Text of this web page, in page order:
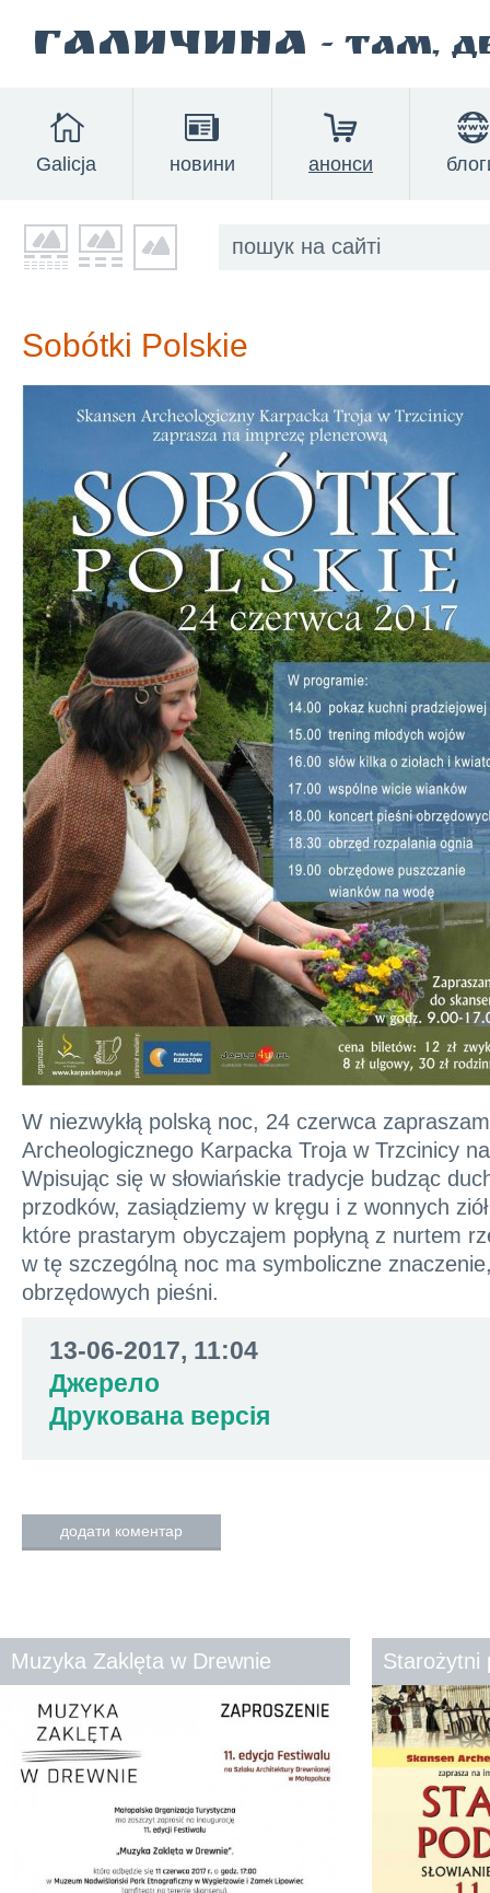
Галичина - там,
Galicja новини анонси
Sobótki Polskie
W niezwykłą polską noc, 24 czerwca
Archeologicznego Karpacka Troja w Trzcinicy
Wpisując się w słowiańskie tradycje budząc
przodków, zasiądziemy w kręgu i z wonnych
które prastarym obyczajem popłyną z nurtem
w tę szczególną noc ma symboliczne
obrzędowych pieśni.
13-06-2017, 11:04
Джерело
Друкована версія
додати коментар
Muzyka Zaklęta w Drewnie Starożytni